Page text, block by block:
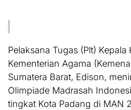
Pelaksana Tugas (Plt) Kepala
Kementerian Agama
Sumatera Barat, Edison,
Olimpiade Madrasah
tingkat Kota Padang di MAN